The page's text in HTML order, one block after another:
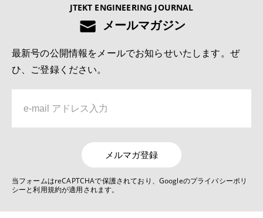
切削工具の異常検知および寿命予測システムの開発
No.1022 2025 モノづくりとモノづくり設備を支える技術特集号
深溝玉軸受用樹脂保持器の疲労強度解析技術
6位
No.1019 2022 自動車関連技術特集号
No.1022 2025 モノづくりとモノづくり設備を支える技術特集号
JTEKT ENGINEERING JOURNAL
メールマガジン
最新号の公開情報をメールでお知らせいたします。ぜ
ひ、ご登録ください。
メルマガ登録
当フォームはreCAPTCHAで保護されており、Googleのプライバシーポリ
シーと利用規約が適用されます。